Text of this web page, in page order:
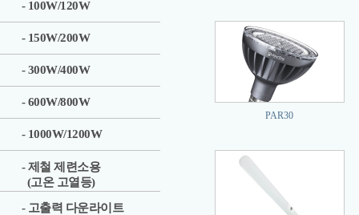
- 100W/120W
- 150W/200W
- 300W/400W
- 600W/800W
- 1000W/1200W
- 제철 제련소용
(고온 고열등)
- 고출력 다운라이트
PAR30